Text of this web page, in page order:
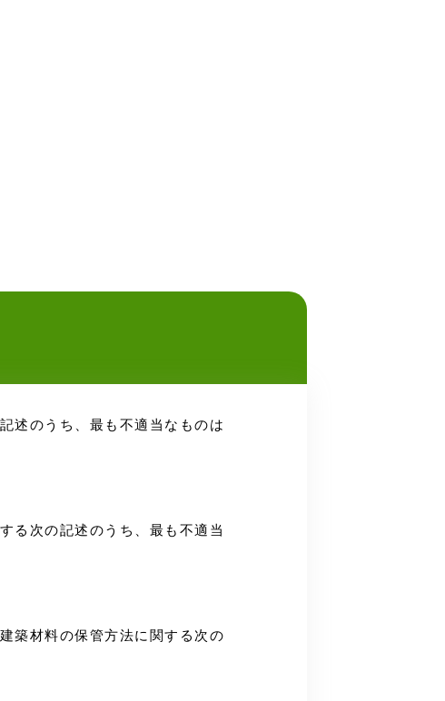
述のうち、最も不適当なものは
る次の記述のうち、最も不適当
築材料の保管方法に関する次の